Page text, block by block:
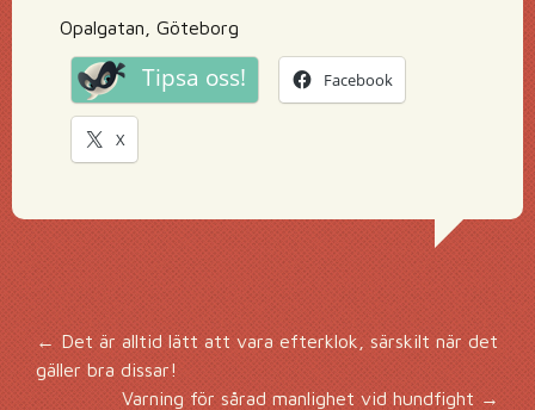
Opalgatan, Göteborg
Tipsa oss! Facebook
X
Inläggsnavigering
←Det är alltid lätt att vara efterklok, särskilt när det
gäller bra dissar!
Varning för sårad manlighet vid hundfight→